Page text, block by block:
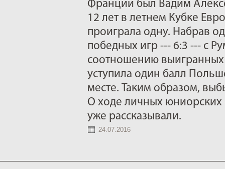
Франции был Вадим
12 лет в летнем Кубке
проиграла одну. Набрав
победных игр --- 6:3 --- с
соотношению
уступила один балл
месте. Таким образом,
О ходе личных
уже рассказывали.
24.07.2016